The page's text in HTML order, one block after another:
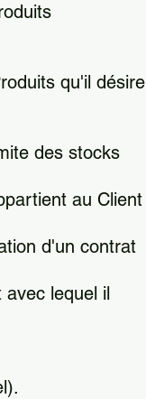
qu'il désire
des stocks
au Client
d'un contrat
lequel il